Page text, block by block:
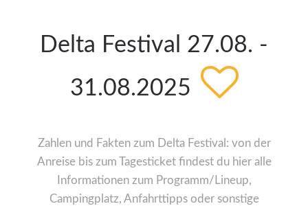
Delta Festival 27.08. -
31.08.2025
Zahlen und Fakten zum Delta Festival: von der
Anreise bis zum Tagesticket findest du hier alle
Informationen zum Programm/Lineup,
Campingplatz, Anfahrttipps oder sonstige